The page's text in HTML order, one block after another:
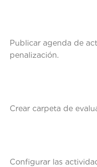
Publicar agenda de
penalización.
Crear carpeta de
Configurar las